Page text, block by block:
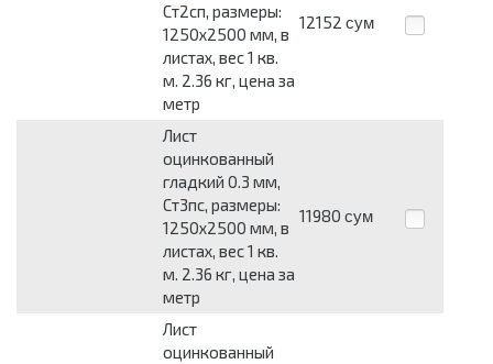
Ст2сп, размеры:
1250x2500 мм, в
листах, вес 1 кв.
м. 2.36 кг, цена за
метр
12152 сум
Лист
оцинкованный
гладкий 0.3 мм,
Ст3пс, размеры:
1250x2500 мм, в
листах, вес 1 кв.
м. 2.36 кг, цена за
метр
11980 сум
Лист
оцинкованный